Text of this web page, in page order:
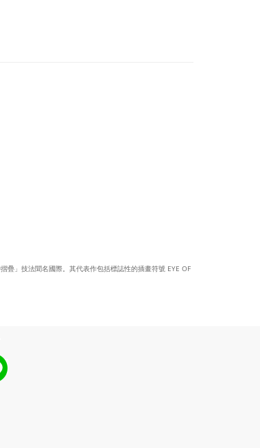
」技法聞名國際。其代表作包括標誌性的插畫符號 EYE OF